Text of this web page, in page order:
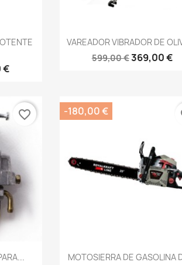
€
Vista rápida
VAREADOR VIBRADOR DE
599,00 €369,00 €
favorite_border
Vista rápida
MOTOSIERRA DE GASOLINA
-180,00 €